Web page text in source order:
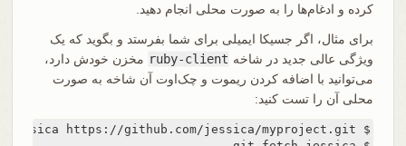
کرده و ادغام‌ها را به صورت محلی انجام دهید.
برای مثال، اگر جسیکا ایمیلی برای شما بفرستد و بگوید که یک
ویژگی عالی جدید در شاخه ruby-client مخزن خودش دارد،
می‌توانید با اضافه کردن ریموت و چک‌اوت آن شاخه به صورت
محلی آن را تست کنید: